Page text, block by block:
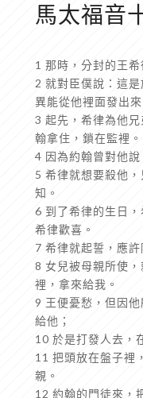
馬太福音
1 那時，分封的王希
2 就對臣僕說：這
異能從他裡面發出來
3 起先，希律為他
翰拿住，鎖在監裡。
4 因為約翰曾對他說
5 希律就想要殺他
知。
6 到了希律的生日
希律歡喜。
7 希律就起誓，應許
8 女兒被母親所使
裡，拿來給我。
9 王便憂愁，但因
給他；
10 於是打發人去，
11 把頭放在盤子裡
親。
12 約翰的門徒來，